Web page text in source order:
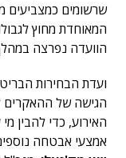
שרשומים
המאוחדת מחוץ
הוועדה נפרצה
ועדת הבחירות
הגישה של ההאקרים
האירוע, כדי להבין
אמצעי אבטחה